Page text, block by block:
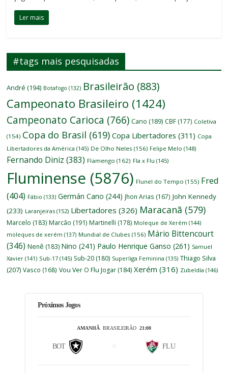
Ler mais
#tags mais pesquisadas
André (194) Botafogo (132) Brasileirão (883)
Campeonato Brasileiro (1424)
Campeonato Carioca (766) Cano (189) CBF (177) Coletiva
(154) Copa do Brasil (619) Copa Libertadores (311) Copa
Libertadores da América (145) De Olho Neles (156) Felipe Melo (148)
Fernando Diniz (383) Flamengo (162) Fla x Flu (145)
Fluminense (5876) Flunel do Tempo (155) Fred
(404) Fábio (133) Germán Cano (244) Jhon Arias (167) John Kennedy
(233) Laranjeiras (152) Libertadores (326) Maracanã (579)
Marcelo (183) Marcão (191) Martinelli (178) Moleque de Xerém (144)
moleques de xerém (137) Mundial de Clubes (156) Mário Bittencourt
(346) Nenê (183) Nino (241) Paulo Henrique Ganso (261) Samuel
Xavier (141) Sub-17 (145) Sub-20 (180) Superliga Feminina (135) Thiago Silva
(207) Vasco (168) Vou Ver O Flu Jogar (184) Xerém (316) Zubeldía (146)
Próximos Jogos
AMANHÃBRASILEIRÃO 21:00
BOT FLU